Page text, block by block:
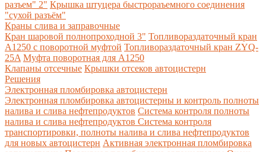
разъем" 2" Крышка штуцера быстрораъемного соединения
"сухой разъём"
Краны слива и заправочные
Кран шаровой полнопроходной 3" Топливораздаточный кран
A1250 с поворотной муфтой Топливораздаточный кран ZYQ-
25A Муфта поворотная для А1250
Клапаны отсечные Крышки отсеков автоцистерн
Решения
Электронная пломбировка автоцистерн
Электронная пломбировка автоцистерны и контроль полноты
налива и слива нефтепродуктов Система контроля полноты
налива и слива нефтепродуктов Система контроля
транспортировки, полноты налива и слива нефтепродуктов
для новых автоцистерн Активная электронная пломбировка